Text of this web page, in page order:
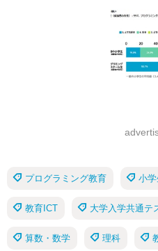
プログラミング教育 小学
教育ICT 大学入学共通テ
算数・数学 理科